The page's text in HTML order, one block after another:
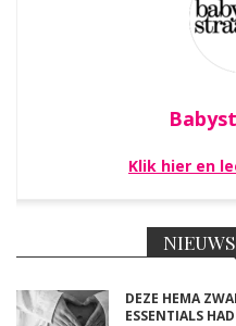
Klik hier en
DEZE HEMA
ESSENTIALS